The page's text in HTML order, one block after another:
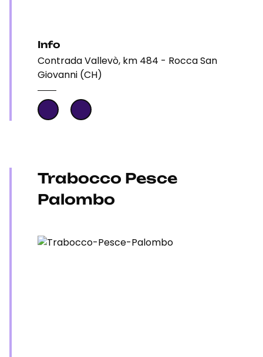
Info
Contrada Vallevò, km 484 - Rocca San
Giovanni (CH)
Trabocco Pesce
Palombo